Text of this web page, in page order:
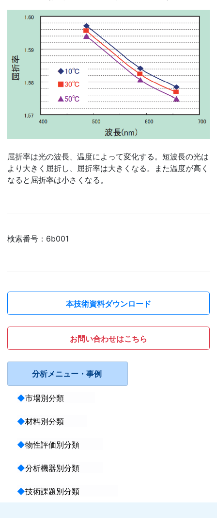
屈折率は光の波長、温度によって変化する。短波長の光は
より大きく屈折し、屈折率は大きくなる。また温度が高く
なると屈折率は小さくなる。
検索番号：6b001
本技術資料ダウンロード
お問い合わせはこちら
分析メニュー・事例
◆市場別分類
◆材料別分類
◆物性評価別分類
◆分析機器別分類
◆技術課題別分類